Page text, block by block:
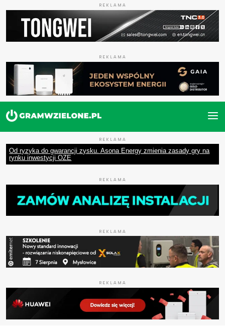
REKLAMA
REKLAMA
REKLAMA
Od ryzyka do gwarancji zysku. Asona Energy zmienia zasady gry na
rynku inwestycji OZE
REKLAMA
REKLAMA
REKLAMA